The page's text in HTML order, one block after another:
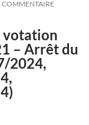
COMMENTAIRE
votation
– Arrêt du
2024,